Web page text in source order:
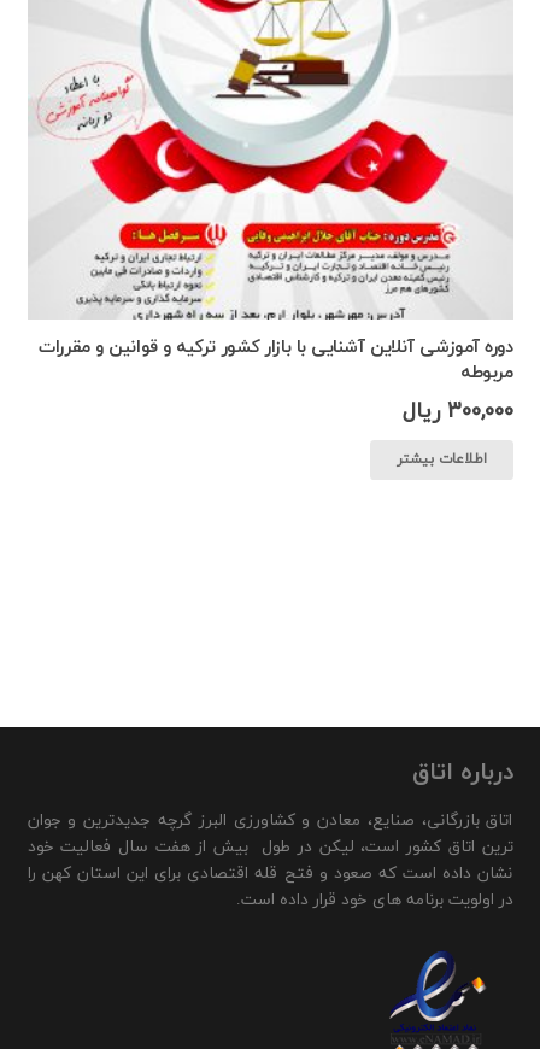
دوره آموزشی آنلاین آشنایی با بازار کشور ترکیه و قوانین و مقررات
مربوطه
300,000 ریال
اطلاعات بیشتر
درباره اتاق
اتاق بازرگانی، صنایع، معادن و کشاورزی البرز گرچه جدیدترین و جوان
ترین اتاق کشور است، لیکن در طول بیش از هفت سال فعالیت خود
نشان داده است که صعود و فتح قله اقتصادی برای این استان کهن را
در اولویت برنامه های خود قرار داده است.